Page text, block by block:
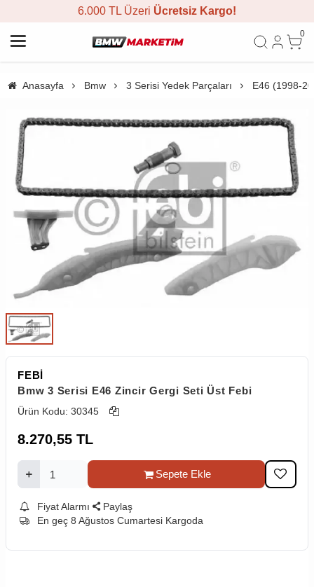
6.000 TL Üzeri Ücretsiz Kargo!
0
Anasayfa Bmw 3 Serisi Yedek Parçaları E46 (1998-
FEBİ
Bmw 3 Serisi E46 Zincir Gergi Seti Üst Febi
Ürün Kodu: 30345
8.270,55 TL
Sepete Ekle
Fiyat Alarmı
Paylaş
En geç 8 Ağustos Cumartesi Kargoda